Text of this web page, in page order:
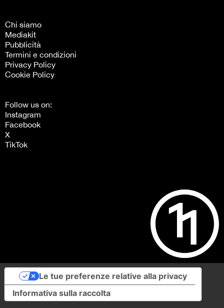
Chi siamo
Mediakit
Pubblicità
Termini e condizioni
Privacy Policy
Cookie Policy
Follow us on:
Instagram
Facebook
X
TikTok
Informativa sulla raccolta
Le tue preferenze relative alla privacy